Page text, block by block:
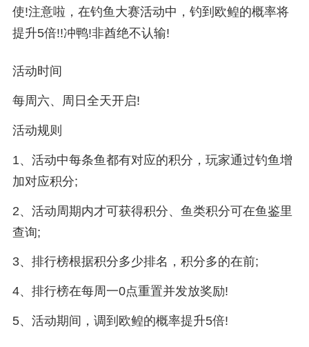
使!注意啦，在钓鱼大赛活动中，钓到欧鳇的概率将
提升5倍!!冲鸭!非酋绝不认输!
活动时间
每周六、周日全天开启!
活动规则
1、活动中每条鱼都有对应的积分，玩家通过钓鱼增
加对应积分;
2、活动周期内才可获得积分、鱼类积分可在鱼鉴里
查询;
3、排行榜根据积分多少排名，积分多的在前;
4、排行榜在每周一0点重置并发放奖励!
5、活动期间，调到欧鳇的概率提升5倍!